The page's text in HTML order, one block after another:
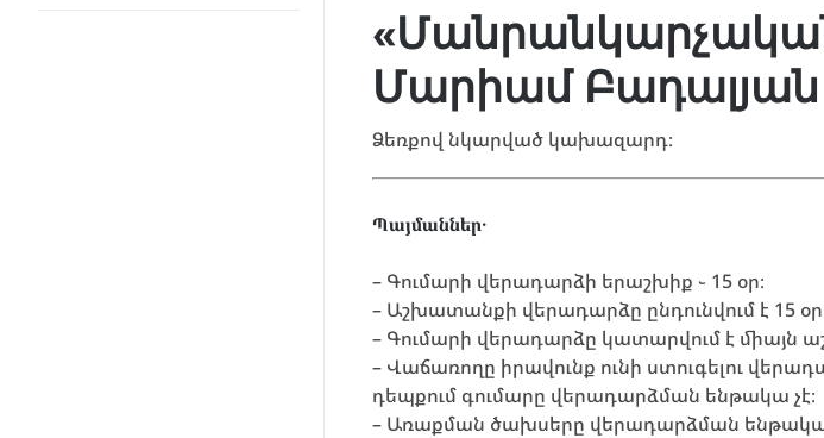
Մարիամ Բադալյան
Ձեռքով նկարված կախազարդ։
Պայմաններ․
– Գումարի վերադարձի երաշխիք ֊ 15 օր։
– Աշխատանքի վերադարձը ընդունվում է 15
– Գումարի վերադարձը կատարվում է միայն
– Վաճառողը իրավունք ունի ստուգելու
դեպքում գումարը վերադարձման ենթակա չէ։
– Առաքման ծախսերը վերադարձման ենթակա